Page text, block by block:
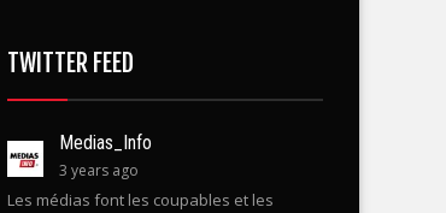
TWITTER FEED
Medias_Info